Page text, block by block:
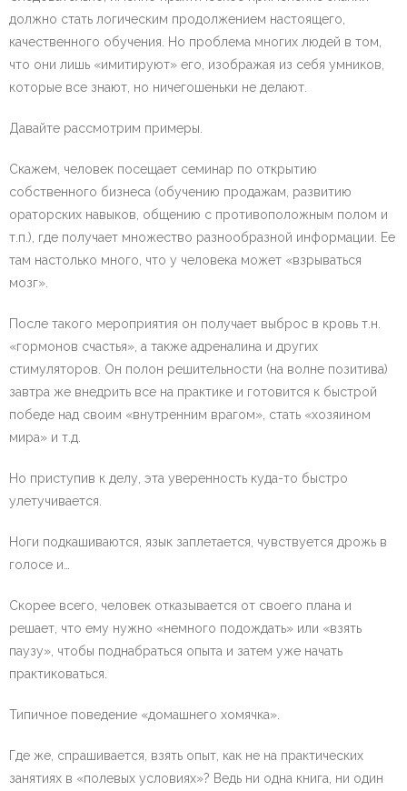
должно стать логическим продолжением настоящего,
качественного обучения. Но проблема многих людей в том,
что они лишь «имитируют» его, изображая из себя умников,
которые все знают, но ничегошеньки не делают.
Давайте рассмотрим примеры.
Скажем, человек посещает семинар по открытию
собственного бизнеса (обучению продажам, развитию
ораторских навыков, общению с противоположным полом и
т.п.), где получает множество разнообразной информации. Ее
там настолько много, что у человека может «взрываться
мозг».
После такого мероприятия он получает выброс в кровь т.н.
«гормонов счастья», а также адреналина и других
стимуляторов. Он полон решительности (на волне позитива)
завтра же внедрить все на практике и готовится к быстрой
победе над своим «внутренним врагом», стать «хозяином
мира» и т.д.
Но приступив к делу, эта уверенность куда-то быстро
улетучивается.
Ноги подкашиваются, язык заплетается, чувствуется дрожь в
голосе и…
Скорее всего, человек отказывается от своего плана и
решает, что ему нужно «немного подождать» или «взять
паузу», чтобы поднабраться опыта и затем уже начать
практиковаться.
Типичное поведение «домашнего хомячка».
Где же, спрашивается, взять опыт, как не на практических
занятиях в «полевых условиях»? Ведь ни одна книга, ни один